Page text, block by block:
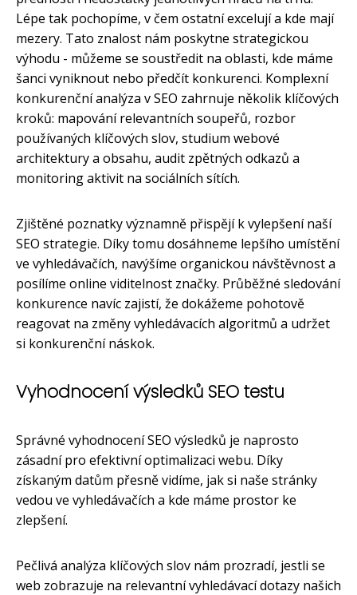
Lépe tak pochopíme, v čem ostatní excelují a kde mají
mezery. Tato znalost nám poskytne strategickou
výhodu - můžeme se soustředit na oblasti, kde máme
šanci vyniknout nebo předčít konkurenci. Komplexní
konkurenční analýza v SEO zahrnuje několik klíčových
kroků: mapování relevantních soupeřů, rozbor
používaných klíčových slov, studium webové
architektury a obsahu, audit zpětných odkazů a
monitoring aktivit na sociálních sítích.
Zjištěné poznatky významně přispějí k vylepšení naší
SEO strategie. Díky tomu dosáhneme lepšího umístění
ve vyhledávačích, navýšíme organickou návštěvnost a
posílíme online viditelnost značky. Průběžné sledování
konkurence navíc zajistí, že dokážeme pohotově
reagovat na změny vyhledávacích algoritmů a udržet
si konkurenční náskok.
Vyhodnocení výsledků SEO testu
Správné vyhodnocení SEO výsledků je naprosto
zásadní pro efektivní optimalizaci webu. Díky
získaným datům přesně vidíme, jak si naše stránky
vedou ve vyhledávačích a kde máme prostor ke
zlepšení.
Pečlivá analýza klíčových slov nám prozradí, jestli se
web zobrazuje na relevantní vyhledávací dotazy našich